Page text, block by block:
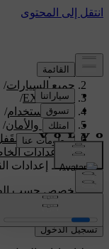
الدعم/
جميع السيارات/
EX90 2026
/
دليل الاستخدام/
الدخول والأمان/
القَفل وفتح
الإعدادات
ضبط إعدادات
دعم مخصص حسب
بسيارتك الخاصة.
تسجيل الدخول